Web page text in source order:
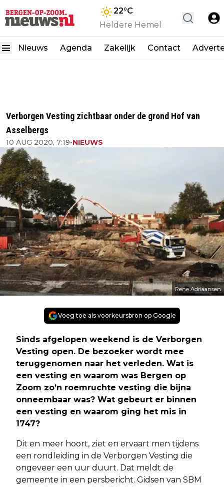
22°C
Heldere Hemel
Nieuws Agenda Zakelijk Contact
Verborgen Vesting zichtbaar onder de grond Hof van
Asselbergs
10 AUG 2020, 7:19•NIEUWS
Rene Adriaansen
Voeg toe als voorkeursbron op Google
Sinds afgelopen weekend is de Verborgen
Vesting open. De bezoeker wordt mee
teruggenomen naar het verleden. Wat is
een vesting en waarom was Bergen op
Zoom zo’n roemruchte vesting die bijna
onneembaar was? Wat gebeurt er binnen
een vesting en waarom ging het mis in
1747?
Dit en meer hoort, ziet en ervaart men tijdens
een rondleiding in de Verborgen Vesting die
ongeveer een uur duurt. Dat meldt de
gemeente in een persbericht. Gidsen van SBM